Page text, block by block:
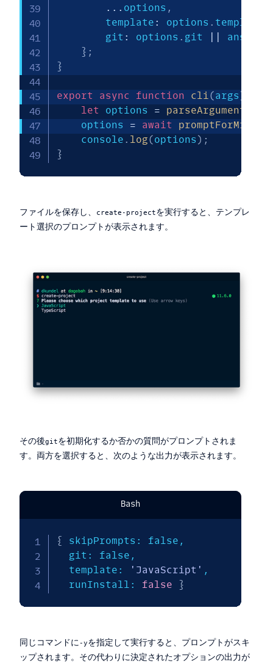
... options ,
        template
: options . template
        git
: options . git answers
} ;
}
export async function cli(args )
let options =
    options
= await
    console
. log(options ) ;
}
ファイルを保存し、 create-projectを実行すると、テンプレ
ート選択のプロンプトが表示されます。
その後gitを初期化するか否かの質問がプロンプトされま
す。両方を選択すると、次のような出力が表示されます。
Bash
{ skipPrompts: false,
  git: false,
  template:
'JavaScript' ,
  runInstall:
false }
同じコマンドに -yを指定して実行すると、プロンプトがスキ
ップされます。その代わりに決定されたオプションの出力が